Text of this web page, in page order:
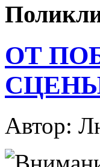
ОТ
Автор: